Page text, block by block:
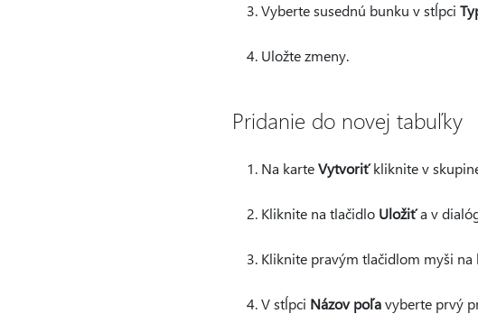
Vyberte susednú bunku v stĺpci
Uložte zmeny.
Pridanie do novej tabuľky
Na karteVytvoriťkliknite v
Kliknite na tlačidlo Uložiťa v
Kliknite pravým tlačidlom myši
V stĺpci Názov poľavyberte prvý